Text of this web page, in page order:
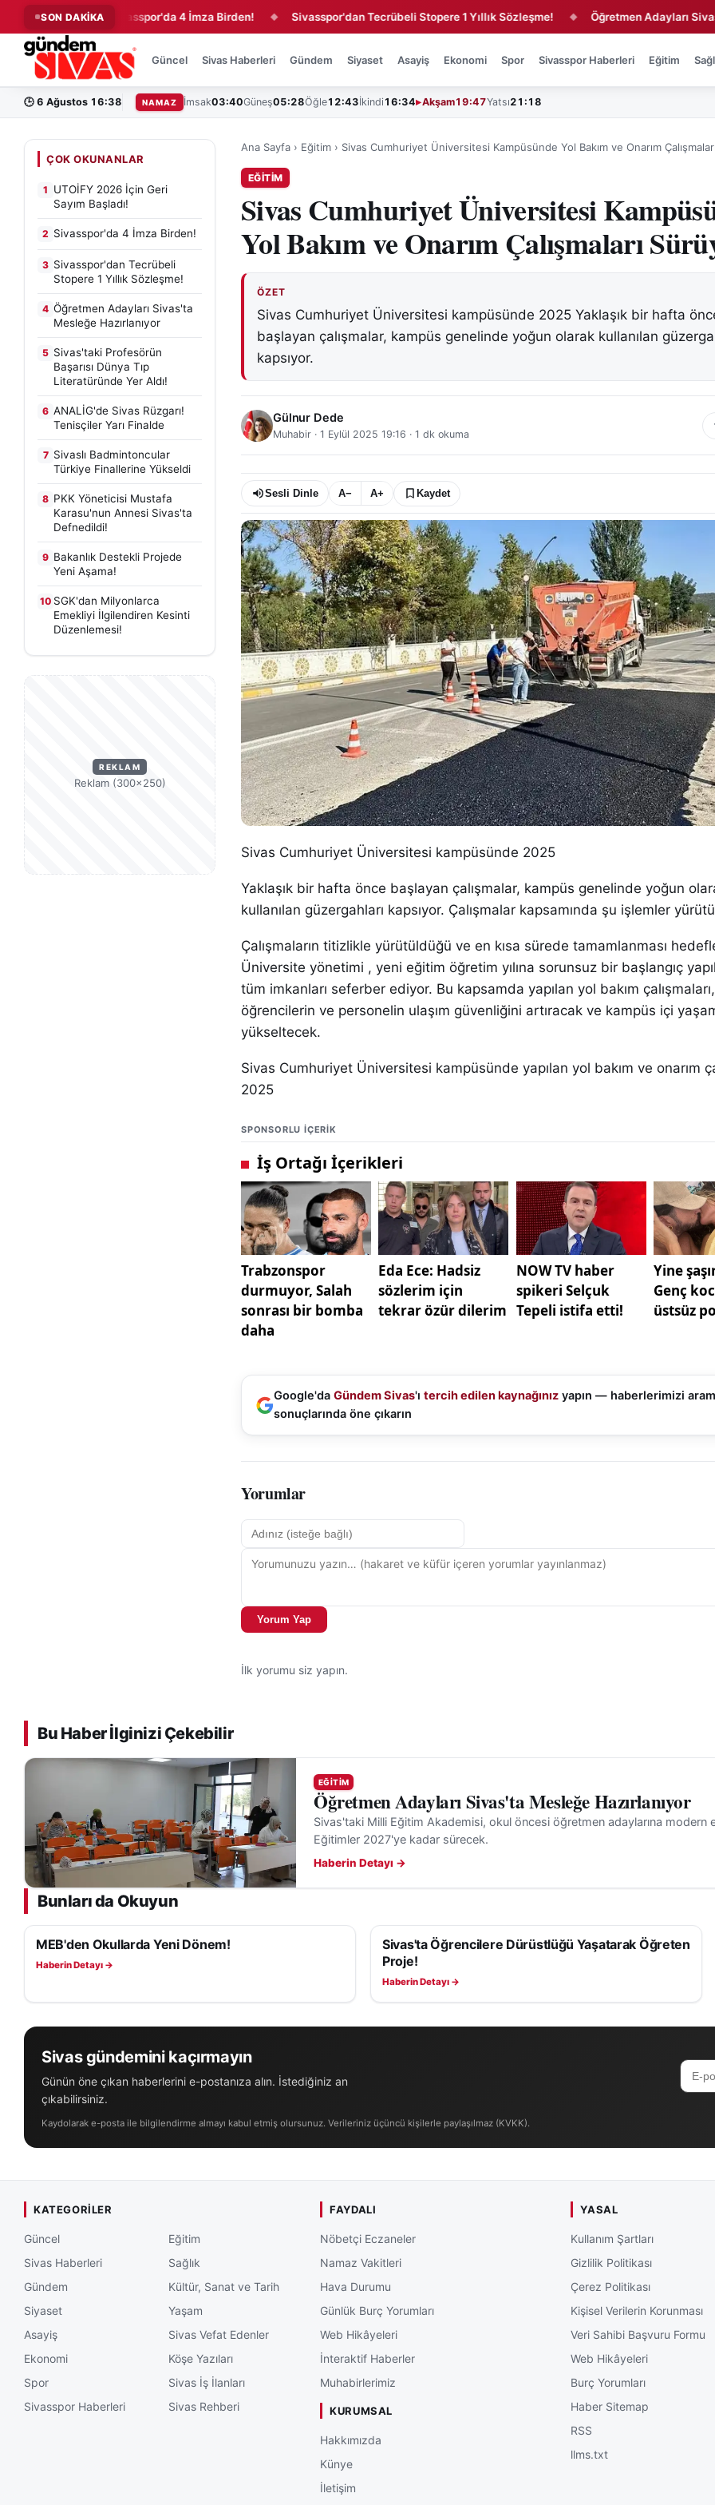
SON DAKİKA
◆ Sivasspor'da 4 İmza Birden! ◆ Sivasspor'dan Tecrübeli Stopere 1 Yıllık Sözleşme! ◆ Öğretmen Adayları Sivas'ta
Güncel Sivas Haberleri Gündem Siyaset Asayiş Ekonomi Spor Sivasspor Haberleri Eğitim
🕒 6 Ağustos 16:38 NAMAZ İmsak03:40Güneş05:28Öğle12:43İkindi 16:34 Akşam19:47Yatsı21:18
ÇOK OKUNANLAR
1 UTOİFY 2026 İçin Geri
Sayım Başladı!
2 Sivasspor'da 4 İmza Birden!
3 Sivasspor'dan Tecrübeli
Stopere 1 Yıllık Sözleşme!
4 Öğretmen Adayları Sivas'ta
Mesleğe Hazırlanıyor
5 Sivas'taki Profesörün
Başarısı Dünya Tıp
Literatüründe Yer Aldı!
6 ANALİG'de Sivas Rüzgarı!
Tenisçiler Yarı Finalde
7 Sivaslı Badmintoncular
Türkiye Finallerine Yükseldi
8 PKK Yöneticisi Mustafa
Karasu'nun Annesi Sivas'ta
Defnedildi!
9 Bakanlık Destekli Projede
Yeni Aşama!
10 SGK'dan Milyonlarca
Emekliyi İlgilendiren Kesinti
Düzenlemesi!
REKLAM
Reklam (300×250)
Ana Sayfa › Eğitim › Sivas Cumhuriyet Üniversitesi Kampüsünde Yol Bakım ve Onarım
EĞITIM
Sivas Cumhuriyet Üniversitesi
Yol Bakım ve Onarım Çalışmaları
ÖZET
Sivas Cumhuriyet Üniversitesi kampüsünde 2025 Yaklaşık bir hafta
başlayan çalışmalar, kampüs genelinde yoğun olarak kullanılan
kapsıyor.
Gülnur Dede
Muhabir · 1 Eylül 2025 19:16 · 1 dk okuma
Sesli Dinle A− A+ Kaydet
Sivas Cumhuriyet Üniversitesi kampüsünde 2025
Yaklaşık bir hafta önce başlayan çalışmalar, kampüs genelinde yoğun
kullanılan güzergahları kapsıyor. Çalışmalar kapsamında şu işlemler
Çalışmaların titizlikle yürütüldüğü ve en kısa sürede tamamlanması
Üniversite yönetimi , yeni eğitim öğretim yılına sorunsuz bir başlangıç
tüm imkanları seferber ediyor. Bu kapsamda yapılan yol bakım çalışmaları,
öğrencilerin ve personelin ulaşım güvenliğini artıracak ve kampüs içi
yükseltecek.
Sivas Cumhuriyet Üniversitesi kampüsünde yapılan yol bakım ve onarım
2025
SPONSORLU IÇERIK
Google'da Gündem Sivas'ı tercih edilen kaynağınız yapın — haberlerimizi
sonuçlarında öne çıkarın
Yorumlar
Yorum Yap
İlk yorumu siz yapın.
Bu Haber İlginizi Çekebilir
EĞITIM
Öğretmen Adayları Sivas'ta Mesleğe Hazırlanıyor
Sivas'taki Milli Eğitim Akademisi, okul öncesi öğretmen adaylarına modern
Eğitimler 2027'ye kadar sürecek.
Haberin Detayı →
Bunları da Okuyun
EĞITIM
MEB'den Okullarda Yeni Dönem!
Haberin Detayı →
EĞITIM
Sivas'ta Öğrencilere Dürüstlüğü Yaşatarak Öğreten
Proje!
Haberin Detayı →
Sivas gündemini kaçırmayın
Günün öne çıkan haberlerini e-postanıza alın. İstediğiniz an
çıkabilirsiniz.
Kaydolarak e-posta ile bilgilendirme almayı kabul etmiş olursunuz. Verileriniz üçüncü kişilerle paylaşılmaz (KVKK).
KATEGORILER
Güncel
Sivas Haberleri
Gündem
Siyaset
Asayiş
Ekonomi
Spor
Sivasspor Haberleri
Eğitim
Sağlık
Kültür, Sanat ve Tarih
Yaşam
Sivas Vefat Edenler
Köşe Yazıları
Sivas İş İlanları
Sivas Rehberi
FAYDALI
Nöbetçi Eczaneler
Namaz Vakitleri
Hava Durumu
Günlük Burç Yorumları
Web Hikâyeleri
İnteraktif Haberler
Muhabirlerimiz
KURUMSAL
Hakkımızda
Künye
İletişim
YASAL
Kullanım Şartları
Gizlilik Politikası
Çerez Politikası
Kişisel Verilerin Korunması
Veri Sahibi Başvuru Formu
Web Hikâyeleri
Burç Yorumları
Haber Sitemap
RSS
llms.txt